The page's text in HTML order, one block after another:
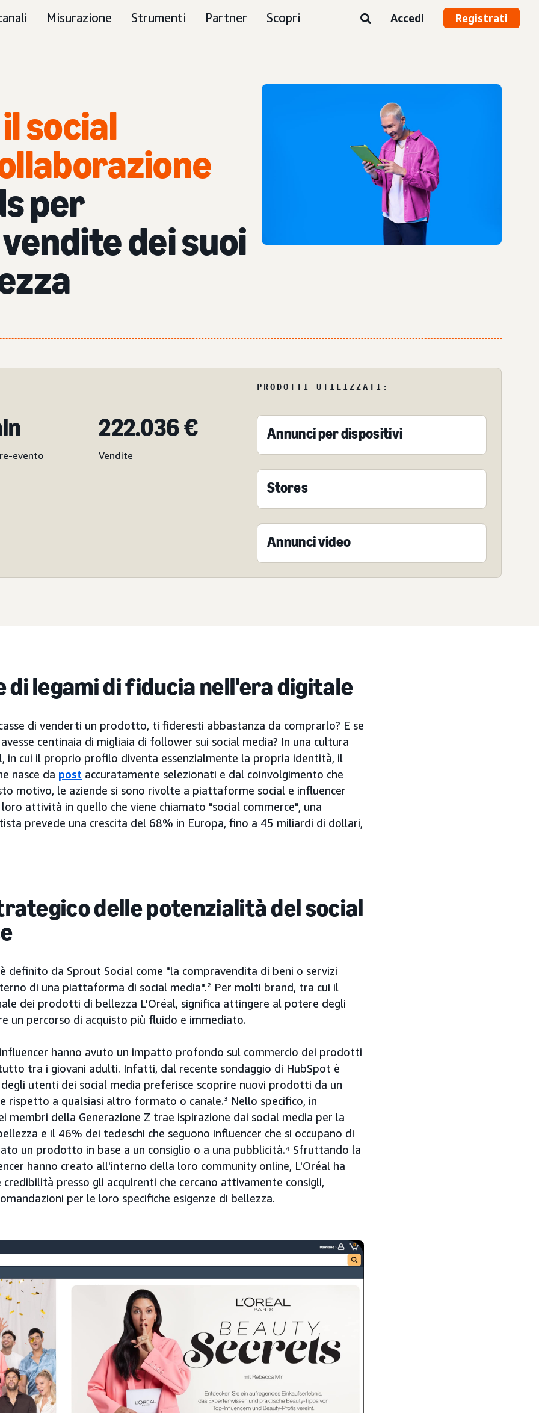
Misurazione Strumenti Partner Scopri Accedi Registrati
social
per
dei suoi
evento
222.036 €
Vendite
PRODOTTI UTILIZZATI:
Annunci per dispositivi
Stores
Annunci video
di legami di fiducia nell'era digitale
di venderti un prodotto, ti fideresti abbastanza da comprarlo? E se
centinaia di migliaia di follower sui social media? In una cultura
in cui il proprio profilo diventa essenzialmente la propria identità, il
nasce da post accuratamente selezionati e dal coinvolgimento che
motivo, le aziende si sono rivolte a piattaforme social e influencer
attività in quello che viene chiamato "social commerce", una
prevede una crescita del 68% in Europa, fino a 45 miliardi di dollari,
delle potenzialità del social
definito da Sprout Social come "la compravendita di beni o servizi
di una piattaforma di social media".² Per molti brand, tra cui il
dei prodotti di bellezza L'Oréal, significa attingere al potere degli
un percorso di acquisto più fluido e immediato.
hanno avuto un impatto profondo sul commercio dei prodotti
tra i giovani adulti. Infatti, dal recente sondaggio di HubSpot è
utenti dei social media preferisce scoprire nuovi prodotti da un
rispetto a qualsiasi altro formato o canale.³ Nello specifico, in
membri della Generazione Z trae ispirazione dai social media per la
e il 46% dei tedeschi che seguono influencer che si occupano di
un prodotto in base a un consiglio o a una pubblicità.⁴ Sfruttando la
hanno creato all'interno della loro community online, L'Oréal ha
credibilità presso gli acquirenti che cercano attivamente consigli,
per le loro specifiche esigenze di bellezza.